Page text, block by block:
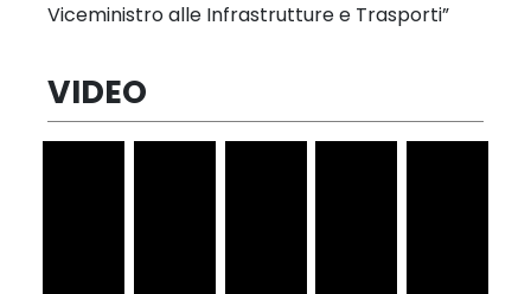
Viceministro alle Infrastrutture e Trasporti”
VIDEO